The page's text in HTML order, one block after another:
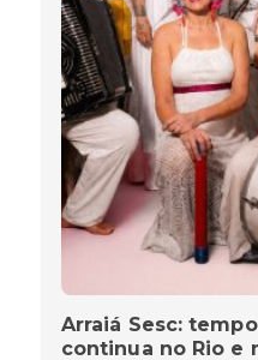
Arraiá Sesc:
continua no Rio e